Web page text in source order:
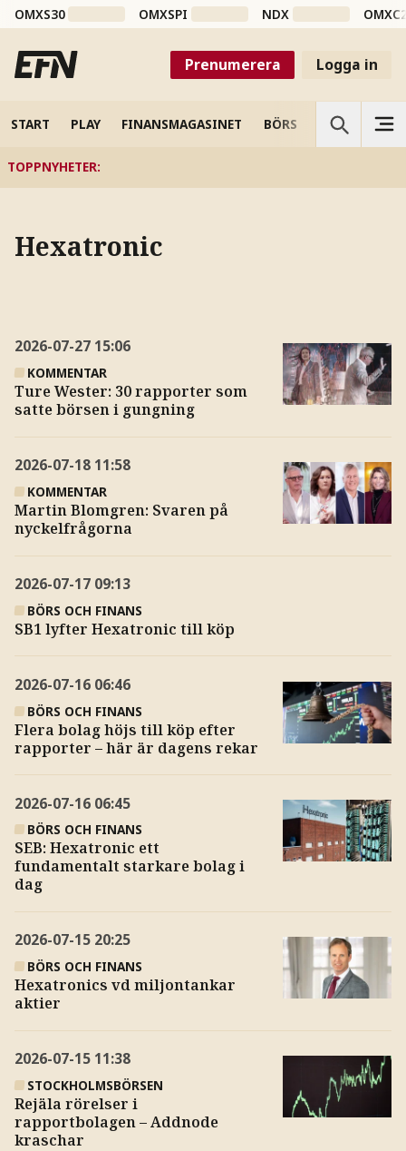
OMXS30 OMXSPI NDX
Prenumerera Logga in
START PLAY FINANSMAGASINET BÖRS VETENSKAP
TOPPNYHETER:
Hexatronic
2026-07-27 15:06
KOMMENTAR
Ture Wester: 30 rapporter som
satte börsen i gungning
2026-07-18 11:58
KOMMENTAR
Martin Blomgren: Svaren på
nyckelfrågorna
2026-07-17 09:13
BÖRS OCH FINANS
SB1 lyfter Hexatronic till köp
2026-07-16 06:46
BÖRS OCH FINANS
Flera bolag höjs till köp efter
rapporter – här är dagens rekar
2026-07-16 06:45
BÖRS OCH FINANS
SEB: Hexatronic ett
fundamentalt starkare bolag i
dag
2026-07-15 20:25
BÖRS OCH FINANS
Hexatronics vd miljontankar
aktier
2026-07-15 11:38
STOCKHOLMSBÖRSEN
Rejäla rörelser i
rapportbolagen – Addnode
kraschar